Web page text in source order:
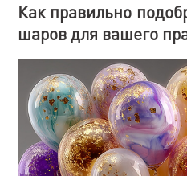
Как правильно
шаров для вашего